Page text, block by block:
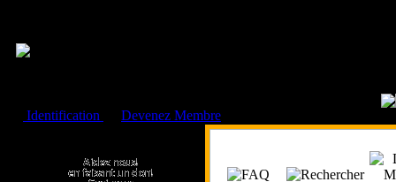
Identification
Devenez Membre